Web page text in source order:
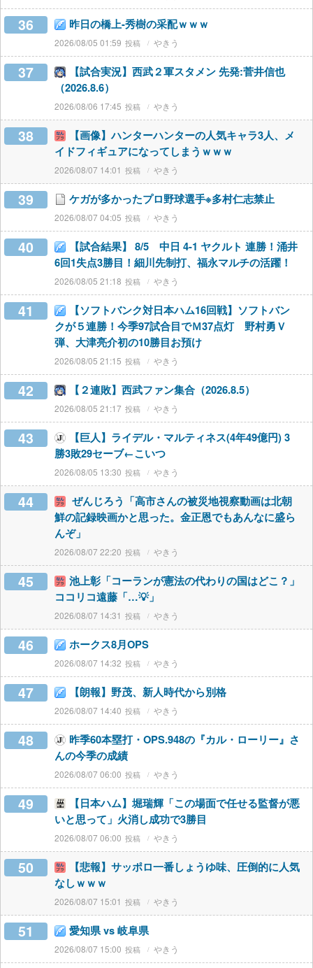
36 昨日の橋上-秀樹の采配ｗｗｗ
2026/08/05 01:59 やきう
37
【試合実況】西武２軍スタメン 先発:菅井信也
（2026.8.6）
2026/08/06 17:45 やきう
38
【画像】ハンターハンターの人気キャラ3人、メ
イドフィギュアになってしまうｗｗｗ
2026/08/07 14:01 やきう
39 ケガが多かったプロ野球選手※多村仁志禁止
2026/08/07 04:05 やきう
40
【試合結果】 8/5 中日 4-1 ヤクルト 連勝！涌井
6回1失点3勝目！細川先制打、福永マルチの活躍！
2026/08/05 21:18 やきう
41
【ソフトバンク対日本ハム16回戦】ソフトバン
クが５連勝！今季97試合目でＭ37点灯 野村勇Ｖ
弾、大津亮介初の10勝目お預け
2026/08/05 21:15 やきう
42 【２連敗】西武ファン集合（2026.8.5）
2026/08/05 21:17 やきう
43
【巨人】ライデル・マルティネス(4年49億円) 3
勝3敗29セーブ←こいつ
2026/08/05 13:30 やきう
44
ぜんじろう「高市さんの被災地視察動画は北朝
鮮の記録映画かと思った。金正恩でもあんなに盛ら
んぞ」
2026/08/07 22:20 やきう
45
池上彰「コーランが憲法の代わりの国はどこ？」
ココリコ遠藤「…💡」
2026/08/07 14:31 やきう
46 ホークス8月OPS
2026/08/07 14:32 やきう
47 【朗報】野茂、新人時代から別格
2026/08/07 14:40 やきう
48
昨季60本塁打・OPS.948の『カル・ローリー』さ
んの今季の成績
2026/08/07 06:00 やきう
49
【日本ハム】堀瑞輝「この場面で任せる監督が悪
いと思って」火消し成功で3勝目
2026/08/07 06:00 やきう
50
【悲報】サッポロ一番しょうゆ味、圧倒的に人気
なしｗｗｗ
2026/08/07 15:01 やきう
51 愛知県 vs 岐阜県
2026/08/07 15:00 やきう